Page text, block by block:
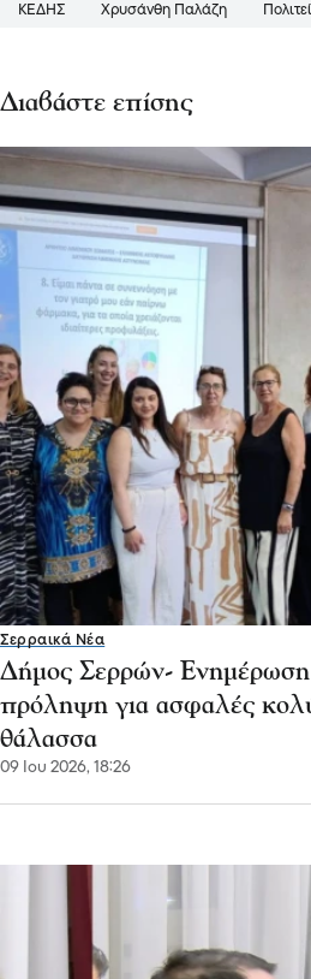
ΚΕΔΗΣ Χρυσάνθη Παλάζη
Διαβάστε επίσης
Σερραικά Νέα
Δήμος Σερρών- Ενημέρωση
πρόληψη για ασφαλές
θάλασσα
09 Ιου 2026, 18:26